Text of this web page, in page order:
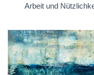
Arbeit und